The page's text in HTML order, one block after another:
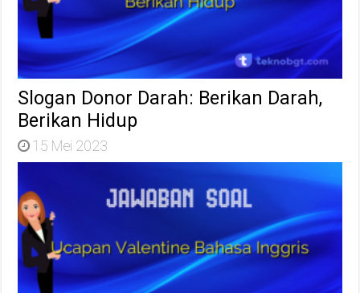
Slogan Donor Darah: Berikan Darah,
Berikan Hidup
15 Mei 2023